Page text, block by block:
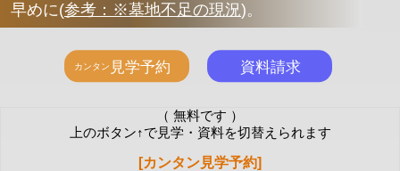
早めに(参考：※墓地不足の現況)。
（ 無料です ）
上のボタン↑で見学・資料を切替えられます
[カンタン見学予約]